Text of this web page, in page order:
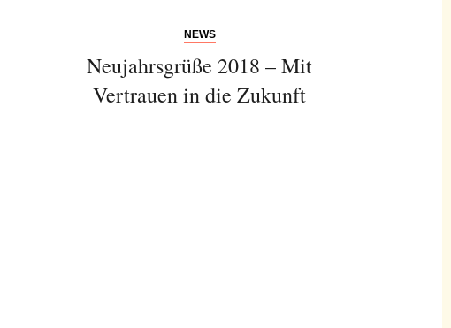
NEWS
Neujahrsgrüße 2018 – Mit
Vertrauen in die Zukunft